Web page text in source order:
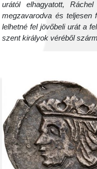
urától elhagyatott,
megzavarodva és teljesen
lelhetné fel jövőbeli urát a
szent királyok véréből